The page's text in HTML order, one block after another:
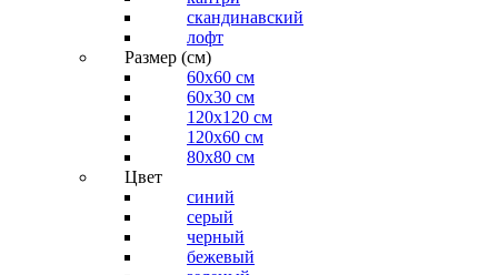
скандинавский
лофт
Размер (см)
60х60 см
60x30 см
120x120 см
120x60 см
80x80 см
Цвет
синий
серый
черный
бежевый